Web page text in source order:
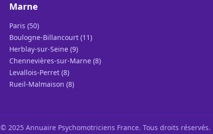
Marne
Paris (50)
Boulogne-Billancourt (11)
Herblay-sur-Seine (9)
Chennevières-sur-Marne (8)
Levallois-Perret (8)
Rueil-Malmaison (8)
© 2025 Annuaire Psychomotriciens France. Tous droits réservés.